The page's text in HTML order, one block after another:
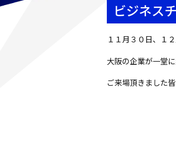
ビジネス
１１月３０日、１
大阪の企業が一堂
ご来場頂きました